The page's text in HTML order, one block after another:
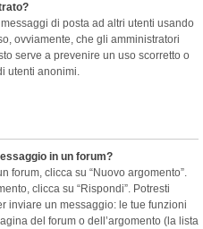
di posta ad altri utenti usando
ovviamente, che gli amministratori
serve a prevenire un uso scorretto o
utenti anonimi.
in un forum?
forum, clicca su “Nuovo argomento”.
clicca su “Rispondi”. Potresti
inviare un messaggio: le tue funzioni
del forum o dell’argomento (la lista